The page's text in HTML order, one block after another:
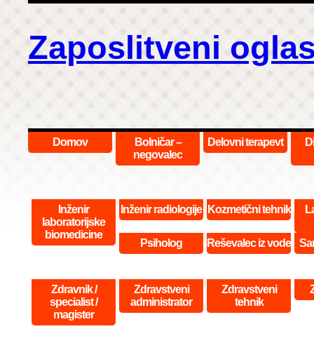
Zaposlitveni
Domov
Bolničar –
negovalec
Delovni terapevt
Inženir
laboratorijske
biomedicine
Inženir radiologije Kozmetični tehnik
Psiholog Reševalec iz vode
Zdravnik /
specialist /
magister
Zdravstveni
administrator
Zdravstveni
tehnik